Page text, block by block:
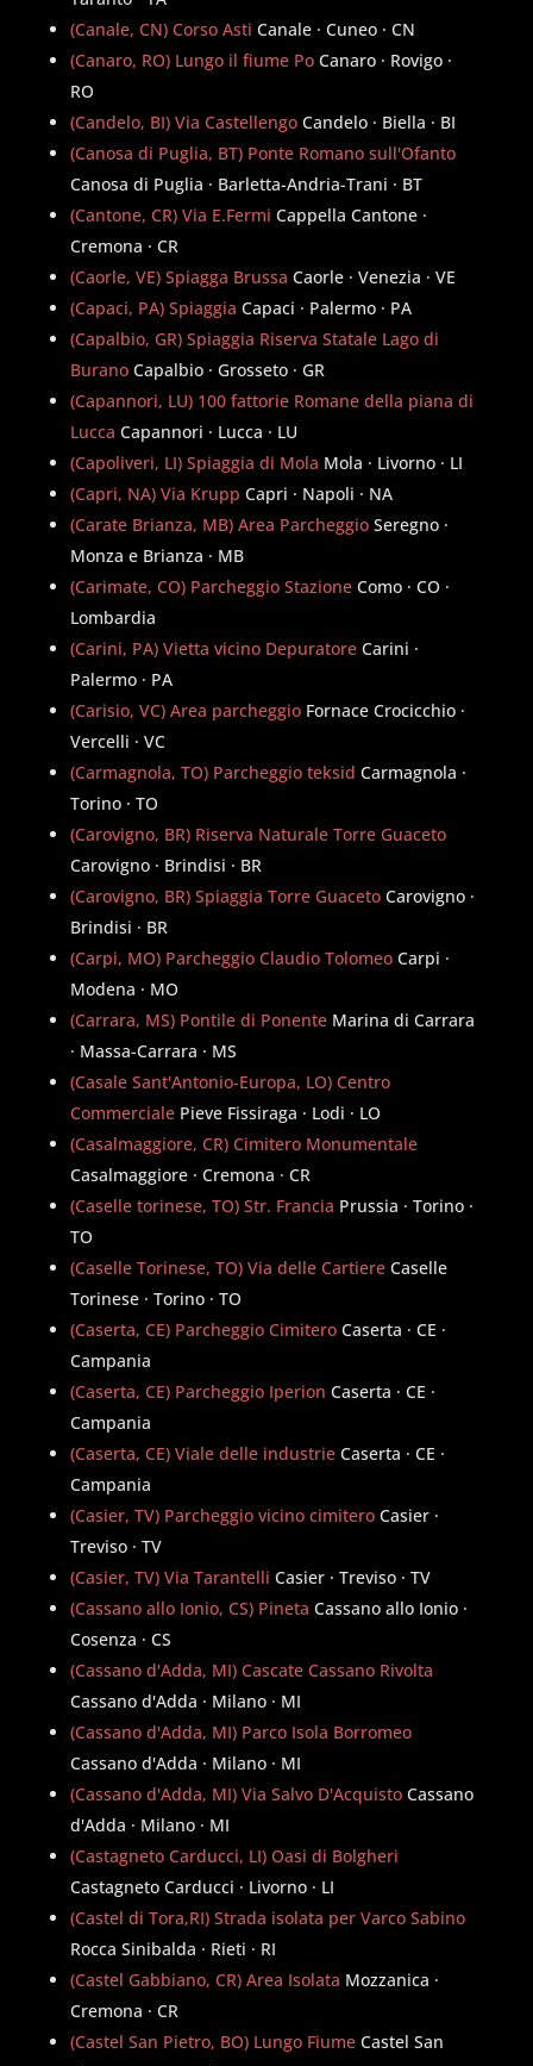
(Canale, CN) Corso Asti Canale · Cuneo · CN
(Canaro, RO) Lungo il fiume Po Canaro · Rovigo ·
RO
(Candelo, BI) Via Castellengo Candelo · Biella · BI
(Canosa di Puglia, BT) Ponte Romano sull'Ofanto
Canosa di Puglia · Barletta-Andria-Trani · BT
(Cantone, CR) Via E.Fermi Cappella Cantone ·
Cremona · CR
(Caorle, VE) Spiagga Brussa Caorle · Venezia · VE
(Capaci, PA) Spiaggia Capaci · Palermo · PA
(Capalbio, GR) Spiaggia Riserva Statale Lago di
Burano Capalbio · Grosseto · GR
(Capannori, LU) 100 fattorie Romane della piana di
Lucca Capannori · Lucca · LU
(Capoliveri, LI) Spiaggia di Mola Mola · Livorno · LI
(Capri, NA) Via Krupp Capri · Napoli · NA
(Carate Brianza, MB) Area Parcheggio Seregno ·
Monza e Brianza · MB
(Carimate, CO) Parcheggio Stazione Como · CO ·
Lombardia
(Carini, PA) Vietta vicino Depuratore Carini ·
Palermo · PA
(Carisio, VC) Area parcheggio Fornace Crocicchio ·
Vercelli · VC
(Carmagnola, TO) Parcheggio teksid Carmagnola ·
Torino · TO
(Carovigno, BR) Riserva Naturale Torre Guaceto
Carovigno · Brindisi · BR
(Carovigno, BR) Spiaggia Torre Guaceto Carovigno ·
Brindisi · BR
(Carpi, MO) Parcheggio Claudio Tolomeo Carpi ·
Modena · MO
(Carrara, MS) Pontile di Ponente Marina di Carrara
· Massa-Carrara · MS
(Casale Sant'Antonio-Europa, LO) Centro
Commerciale Pieve Fissiraga · Lodi · LO
(Casalmaggiore, CR) Cimitero Monumentale
Casalmaggiore · Cremona · CR
(Caselle torinese, TO) Str. Francia Prussia · Torino ·
TO
(Caselle Torinese, TO) Via delle Cartiere Caselle
Torinese · Torino · TO
(Caserta, CE) Parcheggio Cimitero Caserta · CE ·
Campania
(Caserta, CE) Parcheggio Iperion Caserta · CE ·
Campania
(Caserta, CE) Viale delle industrie Caserta · CE ·
Campania
(Casier, TV) Parcheggio vicino cimitero Casier ·
Treviso · TV
(Casier, TV) Via Tarantelli Casier · Treviso · TV
(Cassano allo Ionio, CS) Pineta Cassano allo Ionio ·
Cosenza · CS
(Cassano d'Adda, MI) Cascate Cassano Rivolta
Cassano d'Adda · Milano · MI
(Cassano d'Adda, MI) Parco Isola Borromeo
Cassano d'Adda · Milano · MI
(Cassano d'Adda, MI) Via Salvo D'Acquisto Cassano
d'Adda · Milano · MI
(Castagneto Carducci, LI) Oasi di Bolgheri
Castagneto Carducci · Livorno · LI
(Castel di Tora,RI) Strada isolata per Varco Sabino
Rocca Sinibalda · Rieti · RI
(Castel Gabbiano, CR) Area Isolata Mozzanica ·
Cremona · CR
(Castel San Pietro, BO) Lungo Fiume Castel San